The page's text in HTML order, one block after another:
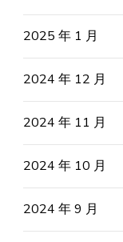
2025 年 1 月
2024 年 12 月
2024 年 11 月
2024 年 10 月
2024 年 9 月